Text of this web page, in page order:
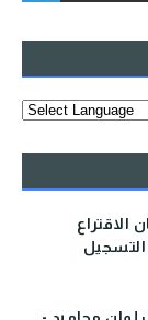
التسجيل